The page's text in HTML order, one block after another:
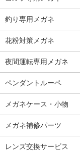
釣り専用メガネ
花粉対策メガネ
夜間運転専用メガネ
ペンダントルーペ
メガネケース・小物
メガネ補修パーツ
レンズ交換サービス